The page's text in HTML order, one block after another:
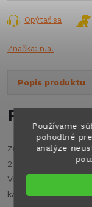
Používame
pohodlné
analýze
Opýtať sa
Značka: n.a.
Popis produktu
Zrkadlo pre
2 napínacích
Veľkosť hlavy
karavany (šírka >